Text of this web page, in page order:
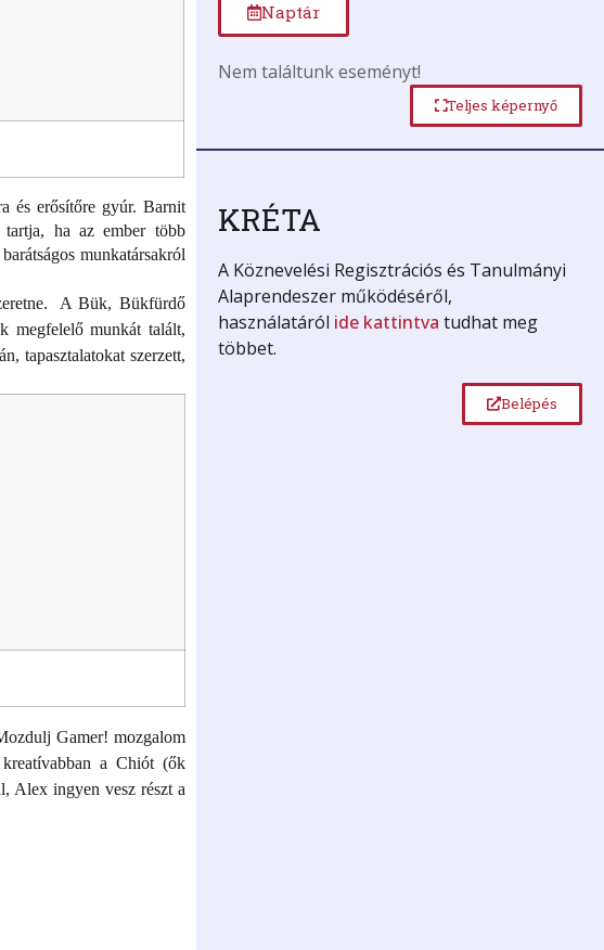
és erősítőre gyúr. Barnit
ha az ember több
munkatársakról
A Bük, Bükfürdő
megfelelő munkát talált,
tapasztalatokat szerzett,
Gamer! mozgalom
a Chiót (ők
Alex ingyen vesz részt a
Naptár
Nem találtunk eseményt!
Teljes képernyő
KRÉTA
A Köznevelési Regisztrációs és Tanulmányi
Alaprendeszer működéséről,
használatáról ide kattintva tudhat meg
többet.
Belépés